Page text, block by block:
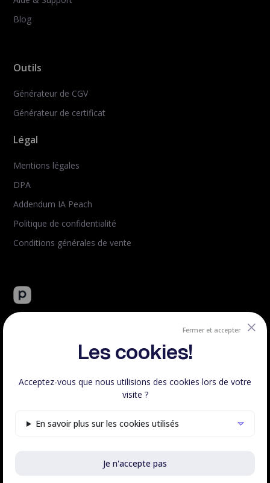
Fermer et accepter
Les cookies!
Acceptez-vous que nous utilisions des cookies lors de votre
visite ?
En savoir plus sur les cookies utilisés
Je n'accepte pas
Blog
Outils
Générateur de CGV
Générateur de certificat
Légal
Mentions légales
DPA
Addendum IA Peach
Politique de confidentialité
Conditions générales de vente
Peachie : plateforme tout-en-un de vente de formation en
Créé et hébergé en France.
©Peachie 2023 - 2026 | Fait avec ♥en France, tous droits